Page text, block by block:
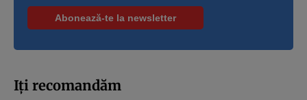
Iți recomandăm